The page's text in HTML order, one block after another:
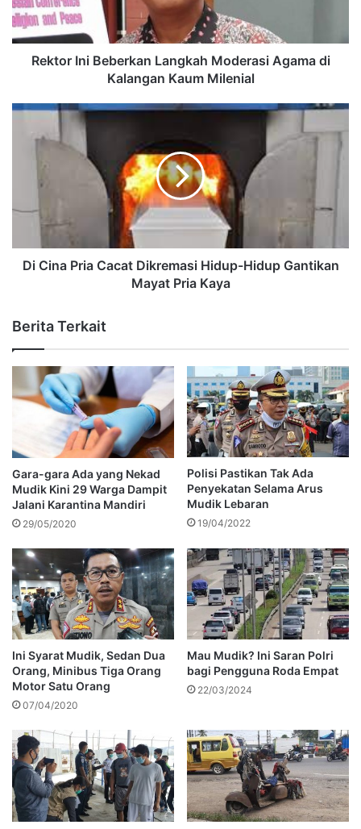
Rektor Ini Beberkan Langkah Moderasi Agama di
Kalangan Kaum Milenial
Di Cina Pria Cacat Dikremasi Hidup-Hidup Gantikan
Mayat Pria Kaya
Berita Terkait
Gara-gara Ada yang Nekad
Mudik Kini 29 Warga Dampit
Jalani Karantina Mandiri
29/05/2020
Polisi Pastikan Tak Ada
Penyekatan Selama Arus
Mudik Lebaran
19/04/2022
Ini Syarat Mudik, Sedan Dua
Orang, Minibus Tiga Orang
Motor Satu Orang
07/04/2020
Mau Mudik? Ini Saran Polri
bagi Pengguna Roda Empat
22/03/2024